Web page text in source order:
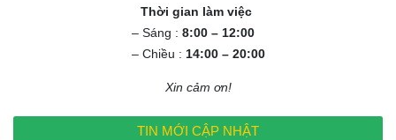
Thời gian làm việc
– Sáng : 8:00 – 12:00
– Chiều : 14:00 – 20:00
Xin cảm ơn!
TIN MỚI CẬP NHẬT